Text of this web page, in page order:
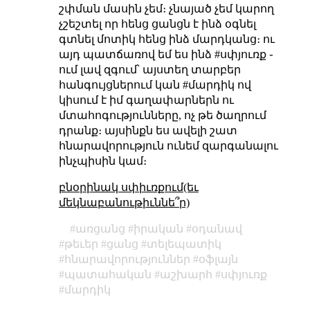
շփման մասին չեմ։ չնայած չեմ կարող
չշեշտել որ հենց ցանցն է ինձ օգնել
գտնել մոտիկ հենց ինձ մարդկանց։ ու
այդ պատճառով եմ ես ինձ #սփյուռք ֊
ում լավ զգում՝ այստեղ տարբեր
հանգույցներում կան #մարդիկ ով
կիսում է իմ գաղափարներն ու
մտահոգությունները, ոչ թե ծաղրում
դրանք։ այսինքն ես ավելի շատ
հնարավորություն ունեմ զարգանալու
ինչպիսին կամ։
բնօրինակ սփիւռքում(եւ
մեկնաբանութիւննե՞ր)
առցանց իրական
օդանավ
թեւեր
ցանց
տելեպատիկ
հնարավորություններ
օֆլայն
պատահական
աշխարհ
սփյուռք
մարդիկ